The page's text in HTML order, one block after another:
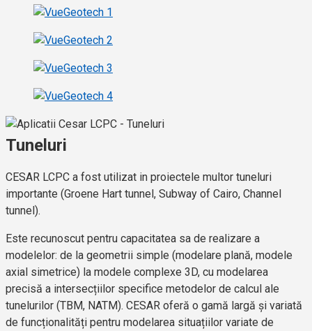
Tuneluri
CESAR LCPC a fost utilizat in proiectele multor tuneluri
importante (Groene Hart tunnel, Subway of Cairo, Channel
tunnel).
Este recunoscut pentru capacitatea sa de realizare a
modelelor: de la geometrii simple (modelare plană, modele
axial simetrice) la modele complexe 3D, cu modelarea
precisă a intersecțiilor specifice metodelor de calcul ale
tunelurilor (TBM, NATM). CESAR oferă o gamă largă și variată
de funcționalități pentru modelarea situațiilor variate de